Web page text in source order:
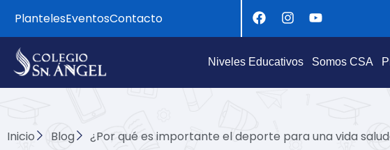
contenido
PlantelesEventosContacto
F
a
c
b
o
I
n
s
a
r
Y
o
u
u
e
Niveles Educativos Somos CSA
Inicio Blog ¿Por qué es importante el deporte para una vida